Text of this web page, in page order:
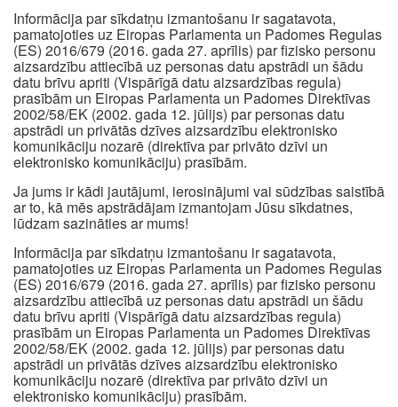
Informācija par sīkdatņu izmantošanu ir sagatavota,
pamatojoties uz Eiropas Parlamenta un Padomes Regulas
(ES) 2016/679 (2016. gada 27. aprīlis) par fizisko personu
aizsardzību attiecībā uz personas datu apstrādi un šādu
datu brīvu apriti (Vispārīgā datu aizsardzības regula)
prasībām un Eiropas Parlamenta un Padomes Direktīvas
2002/58/EK (2002. gada 12. jūlijs) par personas datu
apstrādi un privātās dzīves aizsardzību elektronisko
komunikāciju nozarē (direktīva par privāto dzīvi un
elektronisko komunikāciju) prasībām.
Ja jums ir kādi jautājumi, ierosinājumi vai sūdzības saistībā
ar to, kā mēs apstrādājam izmantojam Jūsu sīkdatnes,
lūdzam sazināties ar mums!
Informācija par sīkdatņu izmantošanu ir sagatavota,
pamatojoties uz Eiropas Parlamenta un Padomes Regulas
(ES) 2016/679 (2016. gada 27. aprīlis) par fizisko personu
aizsardzību attiecībā uz personas datu apstrādi un šādu
datu brīvu apriti (Vispārīgā datu aizsardzības regula)
prasībām un Eiropas Parlamenta un Padomes Direktīvas
2002/58/EK (2002. gada 12. jūlijs) par personas datu
apstrādi un privātās dzīves aizsardzību elektronisko
komunikāciju nozarē (direktīva par privāto dzīvi un
elektronisko komunikāciju) prasībām.